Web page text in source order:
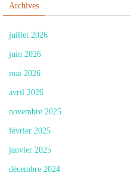
Archives
juillet 2026
juin 2026
mai 2026
avril 2026
novembre 2025
février 2025
janvier 2025
décembre 2024